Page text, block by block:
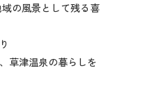
の風景として残る喜
草津温泉の暮らしを